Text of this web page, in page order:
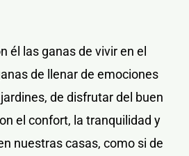
él las ganas de vivir en el
de llenar de emociones
de disfrutar del buen
el confort, la tranquilidad y
nuestras casas, como si de